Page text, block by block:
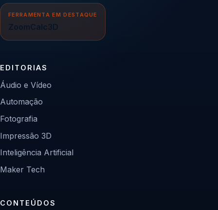
FERRAMENTA EM DESTAQUE
ZoomCalc3D
EDITORIAS
Áudio e Vídeo
Automação
Fotografia
Impressão 3D
Inteligência Artificial
Maker Tech
CONTEÚDOS